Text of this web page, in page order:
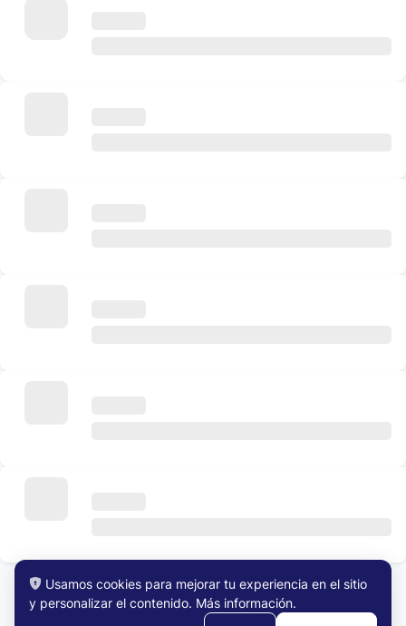
Usamos cookies para mejorar tu experiencia en el sitio
y personalizar el contenido. Más información.